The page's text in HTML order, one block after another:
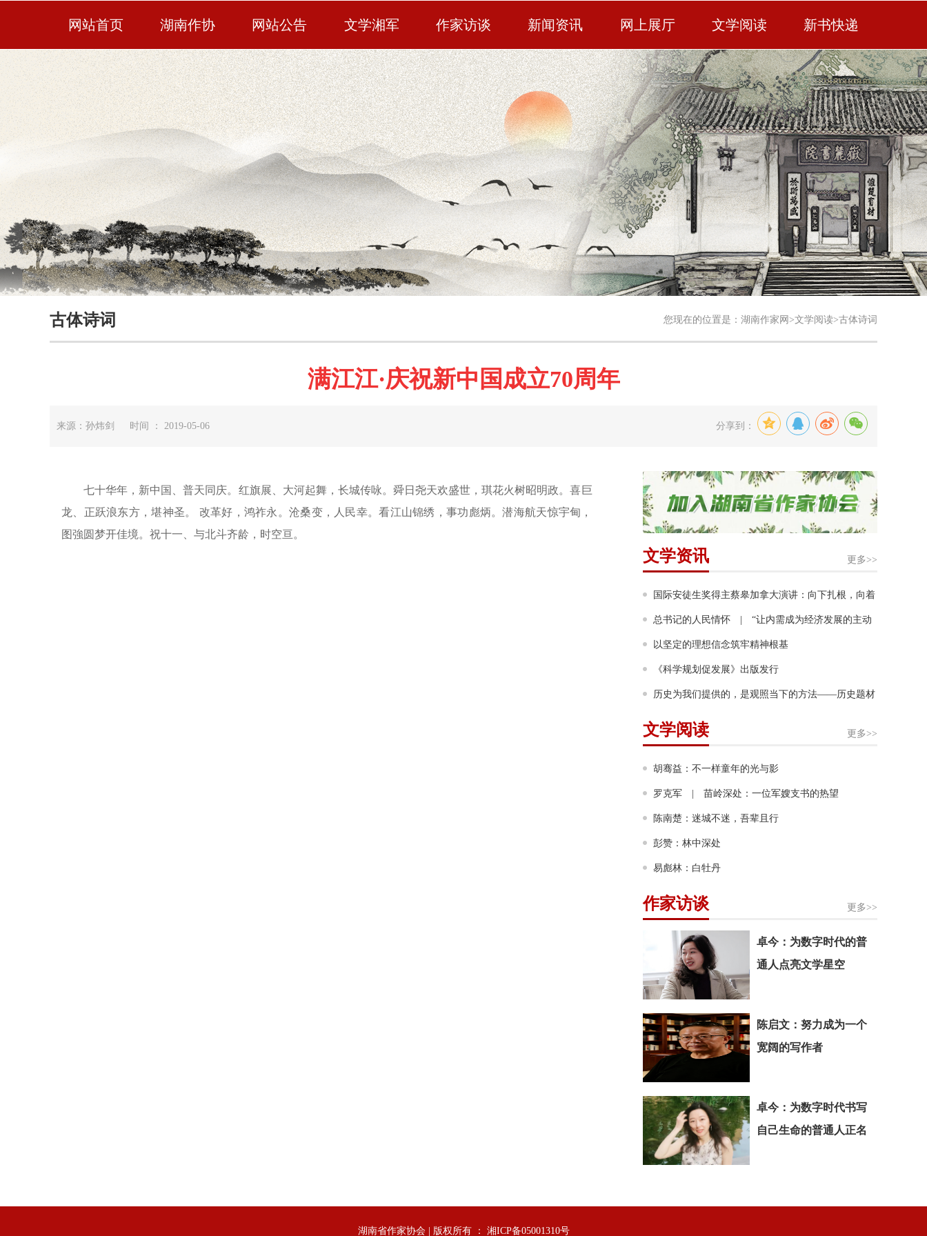
网站首页 湖南作协 网站公告 文学湘军 作家访谈 新闻资讯 网上展厅 文学阅读 新书快递
古体诗词 您现在的位置是： 湖南作家网 >文学阅读>古体诗词
满江江·庆祝新中国成立70周年
来源：孙炜剑 时间 ： 2019-05-06 分享到：
七十华年，新中国、普天同庆。红旗展、大河起舞，长城传咏。舜日尧天欢盛世，琪花火树昭明政。喜巨
龙、正跃浪东方，堪神圣。 改革好，鸿祚永。沧桑变，人民幸。看江山锦绣，事功彪炳。潜海航天惊宇甸，
图強圆梦开佳境。祝十一、与北斗齐龄，时空亘。
更多>>
文学资讯
国际安徒生奖得主蔡皋加拿大演讲：向下扎根，向着
幸福奔跑
总书记的人民情怀 | “让内需成为经济发展的主动
力”
以坚定的理想信念筑牢精神根基
《科学规划促发展》出版发行
历史为我们提供的，是观照当下的方法——历史题材
非虚构写作多人谈
更多>>
文学阅读
胡骞益：不一样童年的光与影
罗克军 | 苗岭深处：一位军嫂支书的热望
陈南楚：迷城不迷，吾辈且行
彭赞：林中深处
易彪林：白牡丹
更多>>
作家访谈
卓今：为数字时代的普
通人点亮文学星空
陈启文：努力成为一个
宽阔的写作者
卓今：为数字时代书写
自己生命的普通人正名
湖南省作家协会 | 版权所有 ： 湘ICP备05001310号